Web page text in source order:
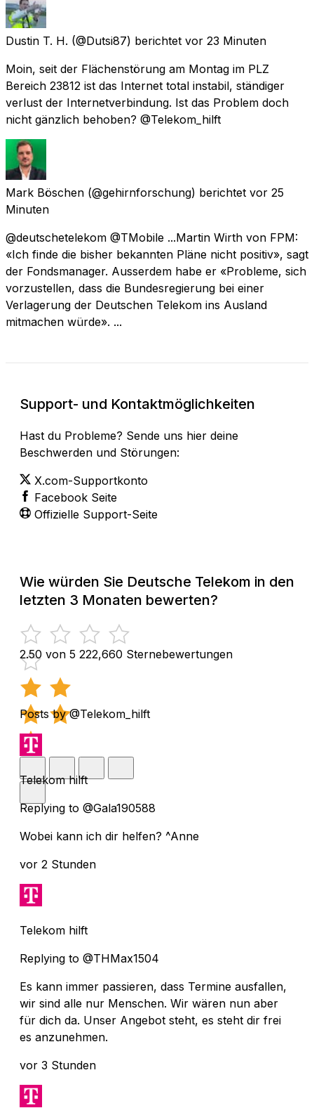
Dustin T. H. (@Dutsi87) berichtet vor 23 Minuten
Moin, seit der Flächenstörung am Montag im PLZ
Bereich 23812 ist das Internet total instabil, ständiger
verlust der Internetverbindung. Ist das Problem doch
nicht gänzlich behoben? @Telekom_hilft
Mark Böschen (@gehirnforschung) berichtet vor 25
Minuten
@deutschetelekom @TMobile ...Martin Wirth von FPM:
«Ich finde die bisher bekannten Pläne nicht positiv», sagt
der Fondsmanager. Ausserdem habe er «Probleme, sich
vorzustellen, dass die Bundesregierung bei einer
Verlagerung der Deutschen Telekom ins Ausland
mitmachen würde». ...
Support- und Kontaktmöglichkeiten
Hast du Probleme? Sende uns hier deine
Beschwerden und Störungen:
X.com-Supportkonto
Facebook Seite
Offizielle Support-Seite
Wie würden Sie Deutsche Telekom in den
letzten 3 Monaten bewerten?
2.50 von 5 222,660 Sternebewertungen
Posts by @Telekom_hilft
Telekom hilft
Replying to @Gala190588
Wobei kann ich dir helfen? ^Anne
vor 2 Stunden
Telekom hilft
Replying to @THMax1504
Es kann immer passieren, dass Termine ausfallen,
wir sind alle nur Menschen. Wir wären nun aber
für dich da. Unser Angebot steht, es steht dir frei
es anzunehmen.
vor 3 Stunden